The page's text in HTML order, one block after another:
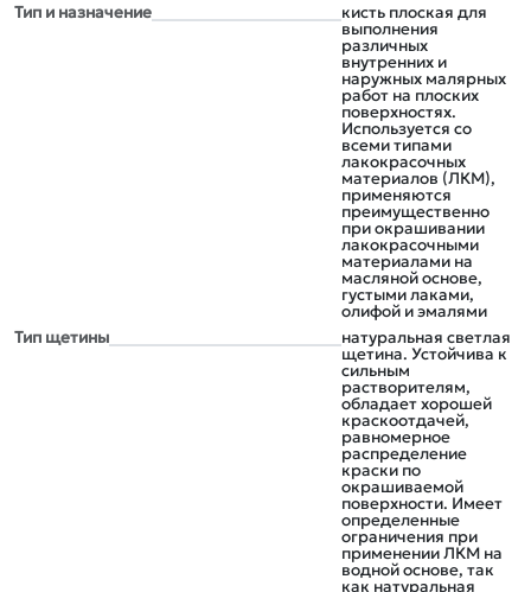
Тип и назначение
кисть плоская для
выполнения
различных
внутренних и
наружных малярных
работ на плоских
поверхностях.
Используется со
всеми типами
лакокрасочных
материалов (ЛКМ),
применяются
преимущественно
при окрашивании
лакокрасочными
материалами на
масляной основе,
густыми лаками,
олифой и эмалями
Тип щетины
натуральная светлая
щетина. Устойчива к
сильным
растворителям,
обладает хорошей
краскоотдачей,
равномерное
распределение
краски по
окрашиваемой
поверхности. Имеет
определенные
ограничения при
применении ЛКМ на
водной основе, так
как натуральная